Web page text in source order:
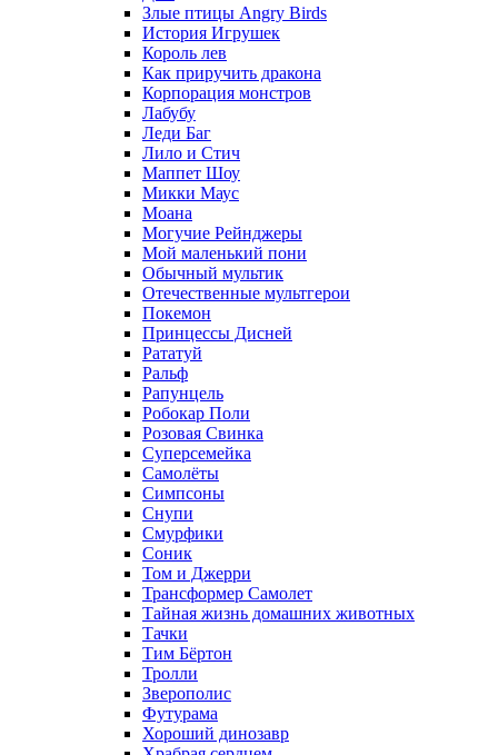
Злые птицы Angry Birds
История Игрушек
Король лев
Как приручить дракона
Корпорация монстров
Лабубу
Леди Баг
Лило и Стич
Маппет Шоу
Микки Маус
Моана
Могучие Рейнджеры
Мой маленький пони
Обычный мультик
Отечественные мультгерои
Покемон
Принцессы Дисней
Рататуй
Ральф
Рапунцель
Робокар Поли
Розовая Свинка
Суперсемейка
Самолёты
Симпсоны
Снупи
Смурфики
Соник
Том и Джерри
Трансформер Самолет
Тайная жизнь домашних животных
Тачки
Тим Бёртон
Тролли
Зверополис
Футурама
Хороший динозавр